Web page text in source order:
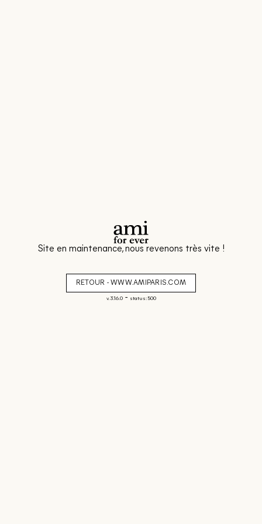
Site en maintenance, nous revenons très vite !
RETOUR - WWW.AMIPARIS.COM
v. 3.16.0- status: 500